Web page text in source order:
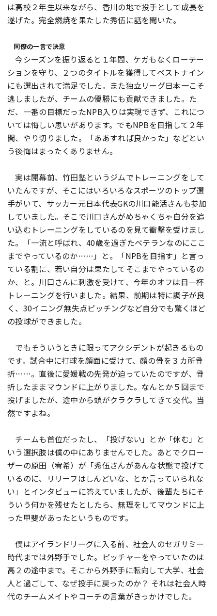
は高校２年生以来ながら、香川の地で投手として成長を
遂げた。完全燃焼を果たした秀伍に話を聞いた。
同僚の一言で決意
今シーズンを振り返ると１年間、ケガもなくローテー
ションを守り、２つのタイトルを獲得してベストナイン
にも選出されて満足でした。また独立リーグ日本一こそ
逃しましたが、チームの優勝にも貢献できました。た
だ、一番の目標だったNPB入りは実現できず、これにつ
いては悔しい思いがあります。でもNPBを目指して２年
間、やり切りました。「ああすれば良かった」などとい
う後悔はまったくありません。
実は開幕前、竹田塾というジムでトレーニングをして
いたんですが、そこにはいろいろなスポーツのトップ選
手がいて、サッカー元日本代表GKの川口能活さんも参加
していました。そこで川口さんがめちゃくちゃ自分を追
い込むトレーニングをしているのを見て衝撃を受けまし
た。「一流と呼ばれ、40歳を過ぎたベテランなのにここ
までやっているのか……」と。「NPBを目指す」と言っ
ている割に、若い自分は果たしてそこまでやっているの
か、と。川口さんに刺激を受けて、今年のオフは目一杯
トレーニングを行いました。結果、前期は特に調子が良
く、30イニング無失点ピッチングなど自分でも驚くほど
の投球ができました。
でもそういうときに限ってアクシデントが起きるもの
です。試合中に打球を顔面に受けて、顔の骨を３カ所骨
折……。直後に愛媛戦の先発が迫っていたのですが、骨
折したままマウンドに上がりました。なんとか５回まで
投げましたが、途中から頭がクラクラしてきて交代。当
然ですよね。
チームも首位だったし、「投げない」とか「休む」と
いう選択肢は僕の中にありませんでした。あとでクロー
ザーの原田（宥希）が「秀伍さんがあんな状態で投げて
いるのに、リリーフはしんどいな、とか言っていられな
い」とインタビューに答えていましたが、後輩たちにそ
ういう何かを残せたとしたら、無理をしてマウンドに上
った甲斐があったというものです。
僕はアイランドリーグに入る前、社会人のセガサミー
時代までは外野手でした。ピッチャーをやっていたのは
高２の途中まで。そこから外野手に転向して大学、社会
人と過ごして、なぜ投手に戻ったのか？ それは社会人時
代のチームメイトやコーチの言葉がきっかけでした。